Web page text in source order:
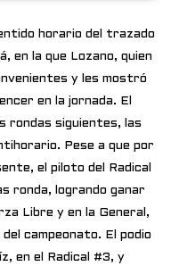
horario del trazado
en la que Lozano, quien
y les mostró
en la jornada. El
rondas siguientes, las
Pese a que por
el piloto del Radical
ronda, logrando ganar
Libre y en la General,
campeonato. El podio
en el Radical #3, y